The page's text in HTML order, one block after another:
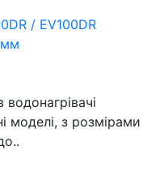
/ EV100DR
моделі, з розмірами